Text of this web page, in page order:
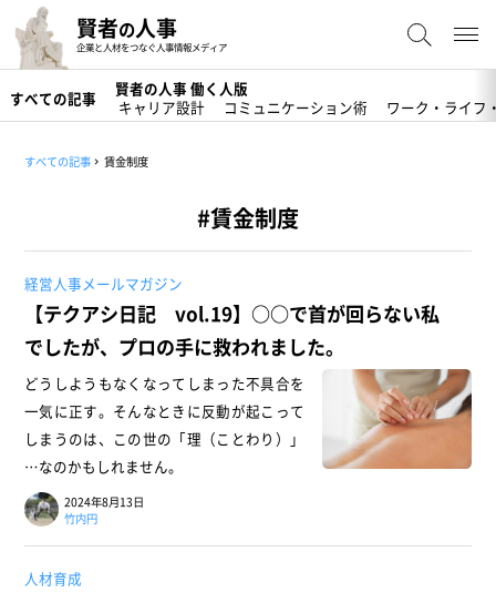
賢者の人事
企業と人材をつなぐ人事情報メディア
すべての記事
賢者の人事 働く人版
キャリア設計
コミュニケーション術 ワーク・ライフ
すべての記事 賃金制度
#賃金制度
経営人事メールマガジン
【テクアシ日記 vol.19】○○で首が回らない私
でしたが、プロの手に救われました。
どうしようもなくなってしまった不具合を
一気に正す。そんなときに反動が起こって
しまうのは、この世の「理（ことわり）」
…なのかもしれません。
2024年8月13日
竹内円
人材育成